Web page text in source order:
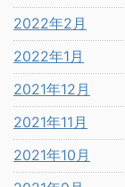
2022年2月
2022年1月
2021年12月
2021年11月
2021年10月